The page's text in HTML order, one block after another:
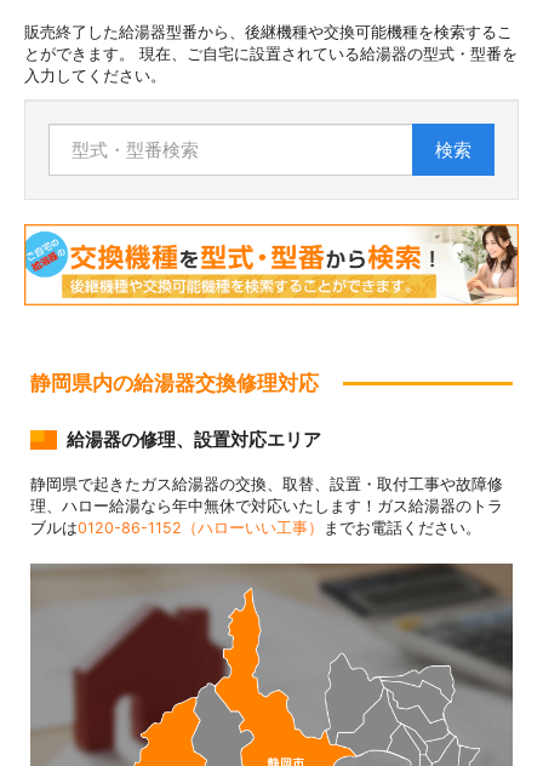
販売終了した給湯器型番から、後継機種や交換可能機種を検索するこ
とができます。 現在、ご自宅に設置されている給湯器の型式・型番を
入力してください。
検索
静岡県内の給湯器交換修理対応
給湯器の修理、設置対応エリア
静岡県で起きたガス給湯器の交換、取替、設置・取付工事や故障修
理、ハロー給湯なら年中無休で対応いたします！ガス給湯器のトラ
ブルは0120-86-1152（ハローいい工事） までお電話ください。